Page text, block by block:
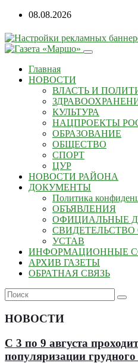
08.08.2026
Главная
НОВОСТИ
ВЛАСТЬ И
КУЛЬТУРА
НАЦПРОЕКТЫ
ОБРАЗОВАНИЕ
ОБЩЕСТВО
СПОРТ
ЦУР
НОВОСТИ РАЙОНА
ДОКУМЕНТЫ
Политика
ОБЪЯВЛЕНИЯ
ОФИЦИАЛЬНЫЕ
СВИДЕТЕЛЬСТВО
УСТАВ
ИНФОРМАЦИОННЫЕ
АРХИВ ГАЗЕТЫ
ОБРАТНАЯ СВЯЗЬ
НОВОСТИ
С 3 по 9 августа
популяризации